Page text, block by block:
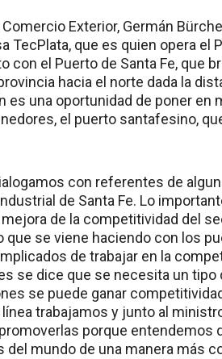
Exterior, Germán
TecPlata, que es quien opera el
con el Puerto de Santa Fe, que
hacia el norte dada la
es una oportunidad de poner en
el puerto santafesino,
con referentes de
de Santa Fe. Lo
de la competitividad del
que se viene haciendo con los
de trabajar en la
se dice que se necesita un
se puede ganar
trabajamos y junto al
porque entendemos
mundo de una manera más